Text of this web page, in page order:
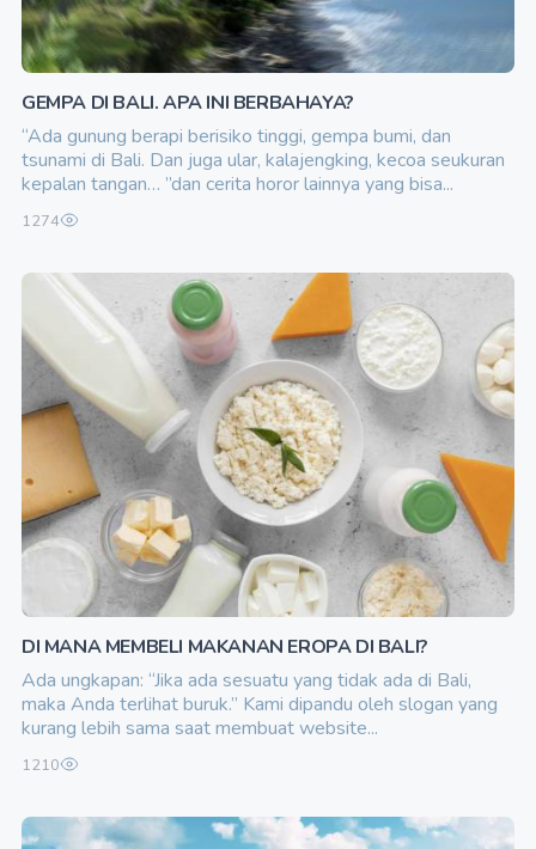
GEMPA DI BALI. APA INI BERBAHAYA?
“Ada gunung berapi berisiko tinggi, gempa bumi, dan
tsunami di Bali. Dan juga ular, kalajengking, kecoa seukuran
kepalan tangan… ”dan cerita horor lainnya yang bisa...
1274
DI MANA MEMBELI MAKANAN EROPA DI BALI?
Ada ungkapan: “Jika ada sesuatu yang tidak ada di Bali,
maka Anda terlihat buruk.” Kami dipandu oleh slogan yang
kurang lebih sama saat membuat website...
1210